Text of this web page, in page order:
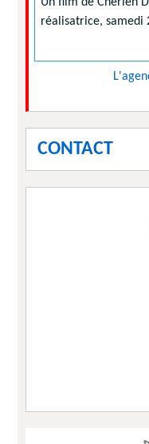
Un film de Cherien
réalisatrice, samedi
CONTACT